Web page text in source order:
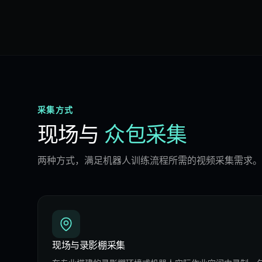
采集方式
现场与 众包采集
两种方式，满足机器人训练流程所需的视频采集需求。
现场与录影棚采集